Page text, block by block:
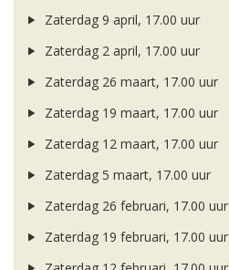
Zaterdag 9 april, 17.00 uur
Zaterdag 2 april, 17.00 uur
Zaterdag 26 maart, 17.00 uur
Zaterdag 19 maart, 17.00 uur
Zaterdag 12 maart, 17.00 uur
Zaterdag 5 maart, 17.00 uur
Zaterdag 26 februari, 17.00 uur
Zaterdag 19 februari, 17.00 uur